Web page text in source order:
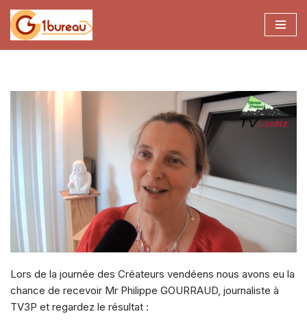
Aller
au
Lors de la journée des Créateurs vendéens nous avons eu la
chance de recevoir Mr Philippe GOURRAUD, journaliste à
TV3P et regardez le résultat :